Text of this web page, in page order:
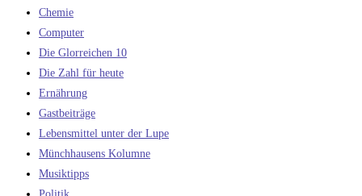
Chemie
Computer
Die Glorreichen 10
Die Zahl für heute
Ernährung
Gastbeiträge
Lebensmittel unter der Lupe
Münchhausens Kolumne
Musiktipps